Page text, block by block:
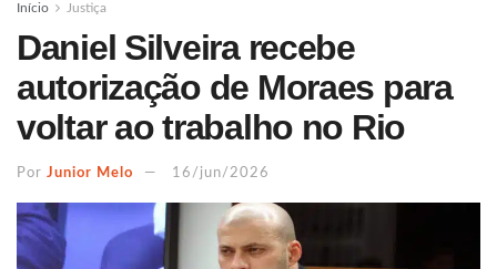
Início Justiça
Daniel Silveira recebe
autorização de Moraes para
voltar ao trabalho no Rio
Por Junior Melo 16/jun/2026